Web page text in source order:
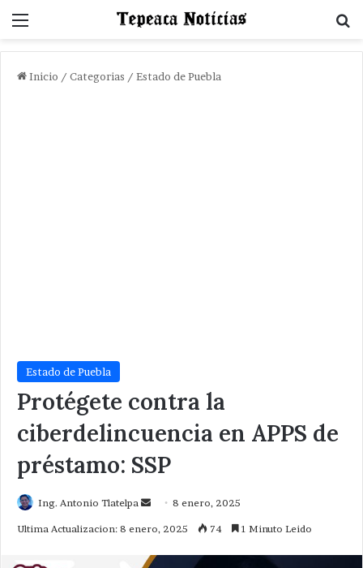
Menu
Inicio / Categorias / Estado de Puebla
Estado de Puebla
Protégete contra la
ciberdelincuencia en APPS de
préstamo: SSP
Ing. Antonio Tlatelpa
Send 8 enero, 2025
Ultima Actualizacion: 8 enero, 2025 74 1 Minuto Leido